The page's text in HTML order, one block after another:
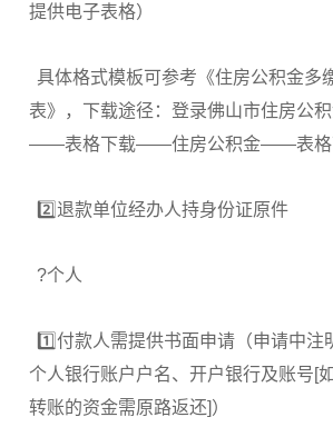
提供电子表格）
具体格式模板可参考《住房公积金多
表》，下载途径：登录佛山市住房公
——表格下载——住房公积金——表格
2️⃣退款单位经办人持身份证原件
?个人
1️⃣付款人需提供书面申请（申请中注
个人银行账户户名、开户银行及账号[
转账的资金需原路返还]）